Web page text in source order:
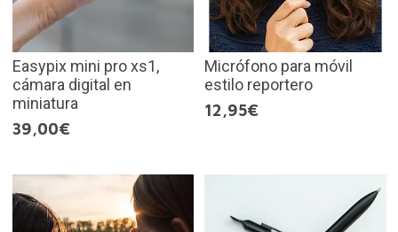
Easypix mini pro xs1,
cámara digital en
miniatura
39,00€
Micrófono para móvil
estilo reportero
12,95€